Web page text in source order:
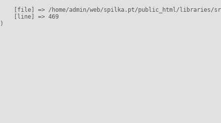
[file] => /home/admin/web/spilka.pt/public_html/libraries/
    [line] => 469